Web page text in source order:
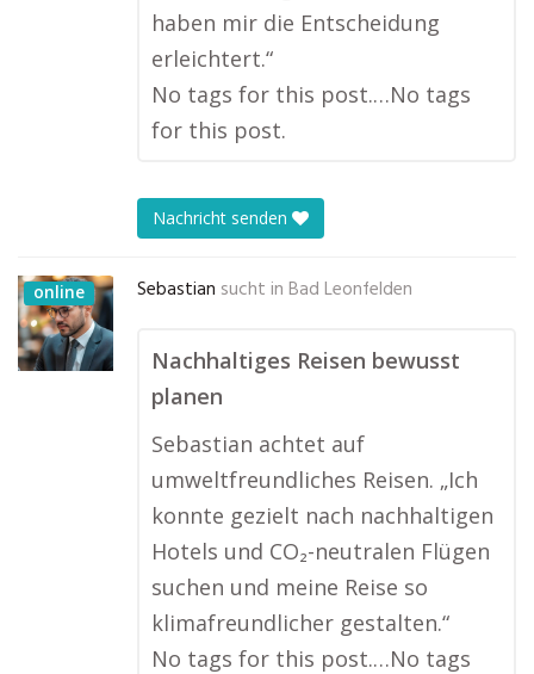
haben mir die Entscheidung
erleichtert.“
No tags for this post.…No tags
for this post.
Nachricht senden
online Sebastian sucht in Bad Leonfelden
Nachhaltiges Reisen bewusst
planen
Sebastian achtet auf
umweltfreundliches Reisen. „Ich
konnte gezielt nach nachhaltigen
Hotels und CO₂-neutralen Flügen
suchen und meine Reise so
klimafreundlicher gestalten.“
No tags for this post.…No tags